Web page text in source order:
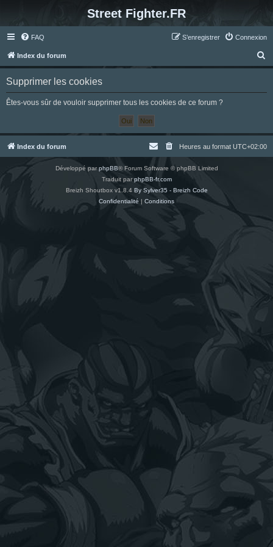
Street Fighter.FR
FAQ Connexion
S’enregistrer
Index du forum
e
h
Supprimer les cookies
Êtes-vous sûr de vouloir supprimer tous les cookies de ce forum ?
Index du forum Heures au format UTC+02:00
Développé parphpBB® Forum Software © phpBB Limited
Traduit parphpBB-fr.com
Breizh Shoutbox v1.8.4 By Sylver35 - Breizh Code
Confidentialité | Conditions